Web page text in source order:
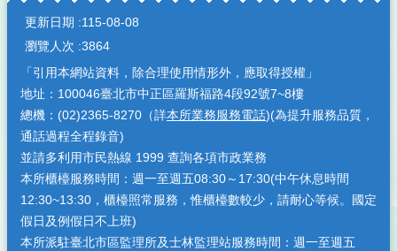
更新日期
115-08-08
瀏覽人次 3864
「引用本網站資料，除合理使用情形外，應取得授權」
地址：100046臺北市中正區羅斯福路4段92號7~8樓
總機：(02)2365-8270（詳本所業務服務電話)(為提升服務品質，
通話過程全程錄音)
並請多利用市民熱線 1999 查詢各項市政業務
本所櫃檯服務時間：週一至週五08:30～17:30(中午休息時間
12:30~13:30，櫃檯照常服務，惟櫃檯數較少，請耐心等候。國定
假日及例假日不上班)
本所派駐臺北市區監理所及士林監理站服務時間：週一至週五